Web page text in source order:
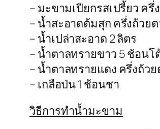
– มะขามเปียกรสเปรี้ยว ครึ่
– น้ำสะอาดต้มสุก ครึ่งถ้วยต
– น้ำเปล่าสะอาด 2 ลิตร
– น้ำตาลทรายขาว 5 ช้อนโ
– น้ำตาลทรายแดง ครึ่งถ้วย
– เกลือป่น 1 ช้อนชา
วิธีการทำน้ำมะขาม